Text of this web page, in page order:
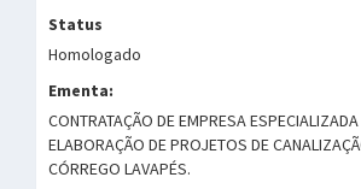
Status
Homologado
Ementa:
CONTRATAÇÃO DE EMPRESA
ELABORAÇÃO DE PROJETOS DE
CÓRREGO LAVAPÉS.